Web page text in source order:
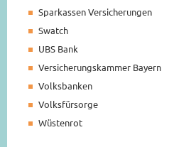
Sparkassen Versicherungen
Swatch
UBS Bank
Versicherungskammer Bayern
Volksbanken
Volksfürsorge
Wüstenrot